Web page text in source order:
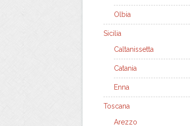
Olbia
Sicilia
Caltanissetta
Catania
Enna
Toscana
Arezzo